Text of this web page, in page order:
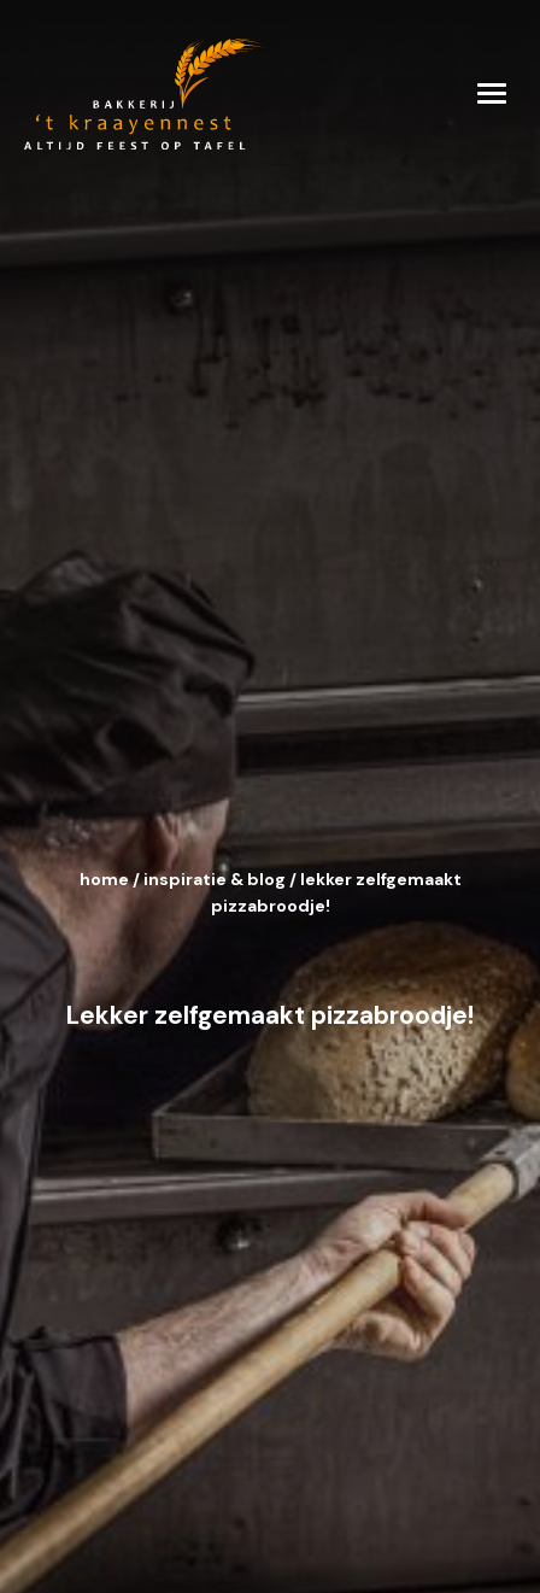
Kraayennest
Lekker zelfgemaakt pizzabroodje!
home/inspiratie & blog / lekker zelfgemaakt
pizzabroodje!